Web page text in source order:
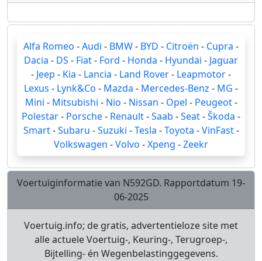
Alfa Romeo -Audi - BMW- BYD - Citroën - Cupra -
Dacia - DS - Fiat- Ford - Honda - Hyundai - Jaguar
- Jeep - Kia - Lancia - Land Rover- Leapmotor-
Lexus - Lynk&Co - Mazda - Mercedes-Benz - MG -
Mini - Mitsubishi - Nio - Nissan - Opel - Peugeot-
Polestar- Porsche- Renault-Saab -Seat-Škoda -
Smart-Subaru -Suzuki -Tesla -Toyota -VinFast-
Volkswagen -Volvo -Xpeng -Zeekr
Voertuiginformatie van N592GD. Rapportdatum 19-
06-2025
Voertuig.info; de gratis, advertentieloze site met
alle actuele Voertuig-, Keuring-, Terugroep-,
Bijtelling- én Wegenbelastinggegevens.